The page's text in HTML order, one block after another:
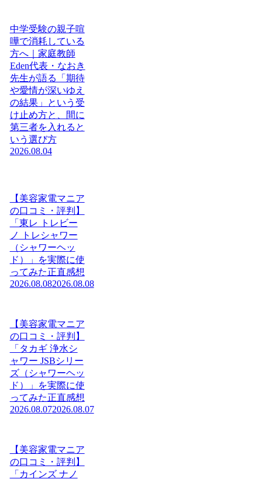
中学受験の親子喧
嘩で消耗している
方へ｜家庭教師
Eden代表・なおき
先生が語る「期待
や愛情が深いゆえ
の結果」という受
け止め方と、間に
第三者を入れると
いう選び方
2026.08.04
【美容家電マニア
の口コミ・評判】
「東レ トレビー
ノ トレシャワー
（シャワーヘッ
ド）」を実際に使
ってみた正直感想
2026.08.082026.08.08
【美容家電マニア
の口コミ・評判】
「タカギ 浄水シ
ャワー JSBシリー
ズ（シャワーヘッ
ド）」を実際に使
ってみた正直感想
2026.08.072026.08.07
【美容家電マニア
の口コミ・評判】
「カインズ ナノ